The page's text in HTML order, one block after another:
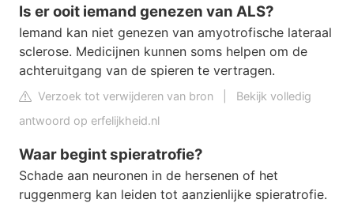
Is er ooit iemand genezen van ALS?
Iemand kan niet genezen van amyotrofische lateraal
sclerose. Medicijnen kunnen soms helpen om de
achteruitgang van de spieren te vertragen.
Verzoek tot verwijderen van bron
Bekijk volledig
antwoord op erfelijkheid.nl
Waar begint spieratrofie?
Schade aan neuronen in de hersenen of het
ruggenmerg kan leiden tot aanzienlijke spieratrofie.